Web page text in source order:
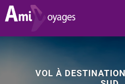
Passer
au
VOL À DESTINATION